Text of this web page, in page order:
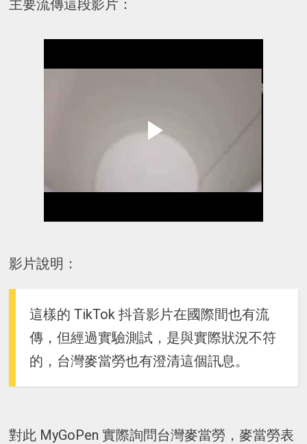
主要流傳這段影片：
影片說明：
這樣的 TikTok 抖音影片在國際間也有流
傳，但經過實驗測試，是與實際狀況不符
的，台灣麥當勞也有澄清這個訊息。
對此 MyGoPen 實際詢問台灣麥當勞，麥當勞表